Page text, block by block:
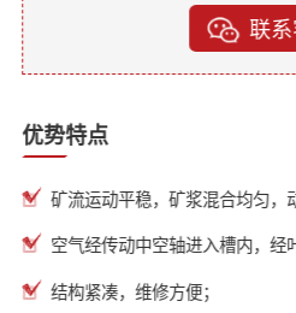
联
优势特点
矿流运动平稳，矿浆混合均匀，
空气经传动中空轴进入槽内，经
结构紧凑，维修方便；